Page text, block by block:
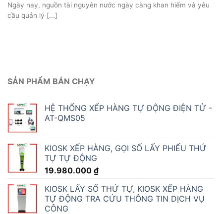
Ngày nay, nguồn tài nguyên nước ngày càng khan hiếm và yêu
cầu quản lý [...]
SẢN PHẨM BÁN CHẠY
HỆ THỐNG XẾP HÀNG TỰ ĐỘNG ĐIỆN TỬ -
AT-QMS05
KIOSK XẾP HÀNG, GỌI SỐ LẤY PHIẾU THỨ
TỰ TỰ ĐỘNG
19.980.000 ₫
KIOSK LẤY SỐ THỨ TỰ, KIOSK XẾP HÀNG
TỰ ĐỘNG TRA CỨU THÔNG TIN DỊCH VỤ
CÔNG